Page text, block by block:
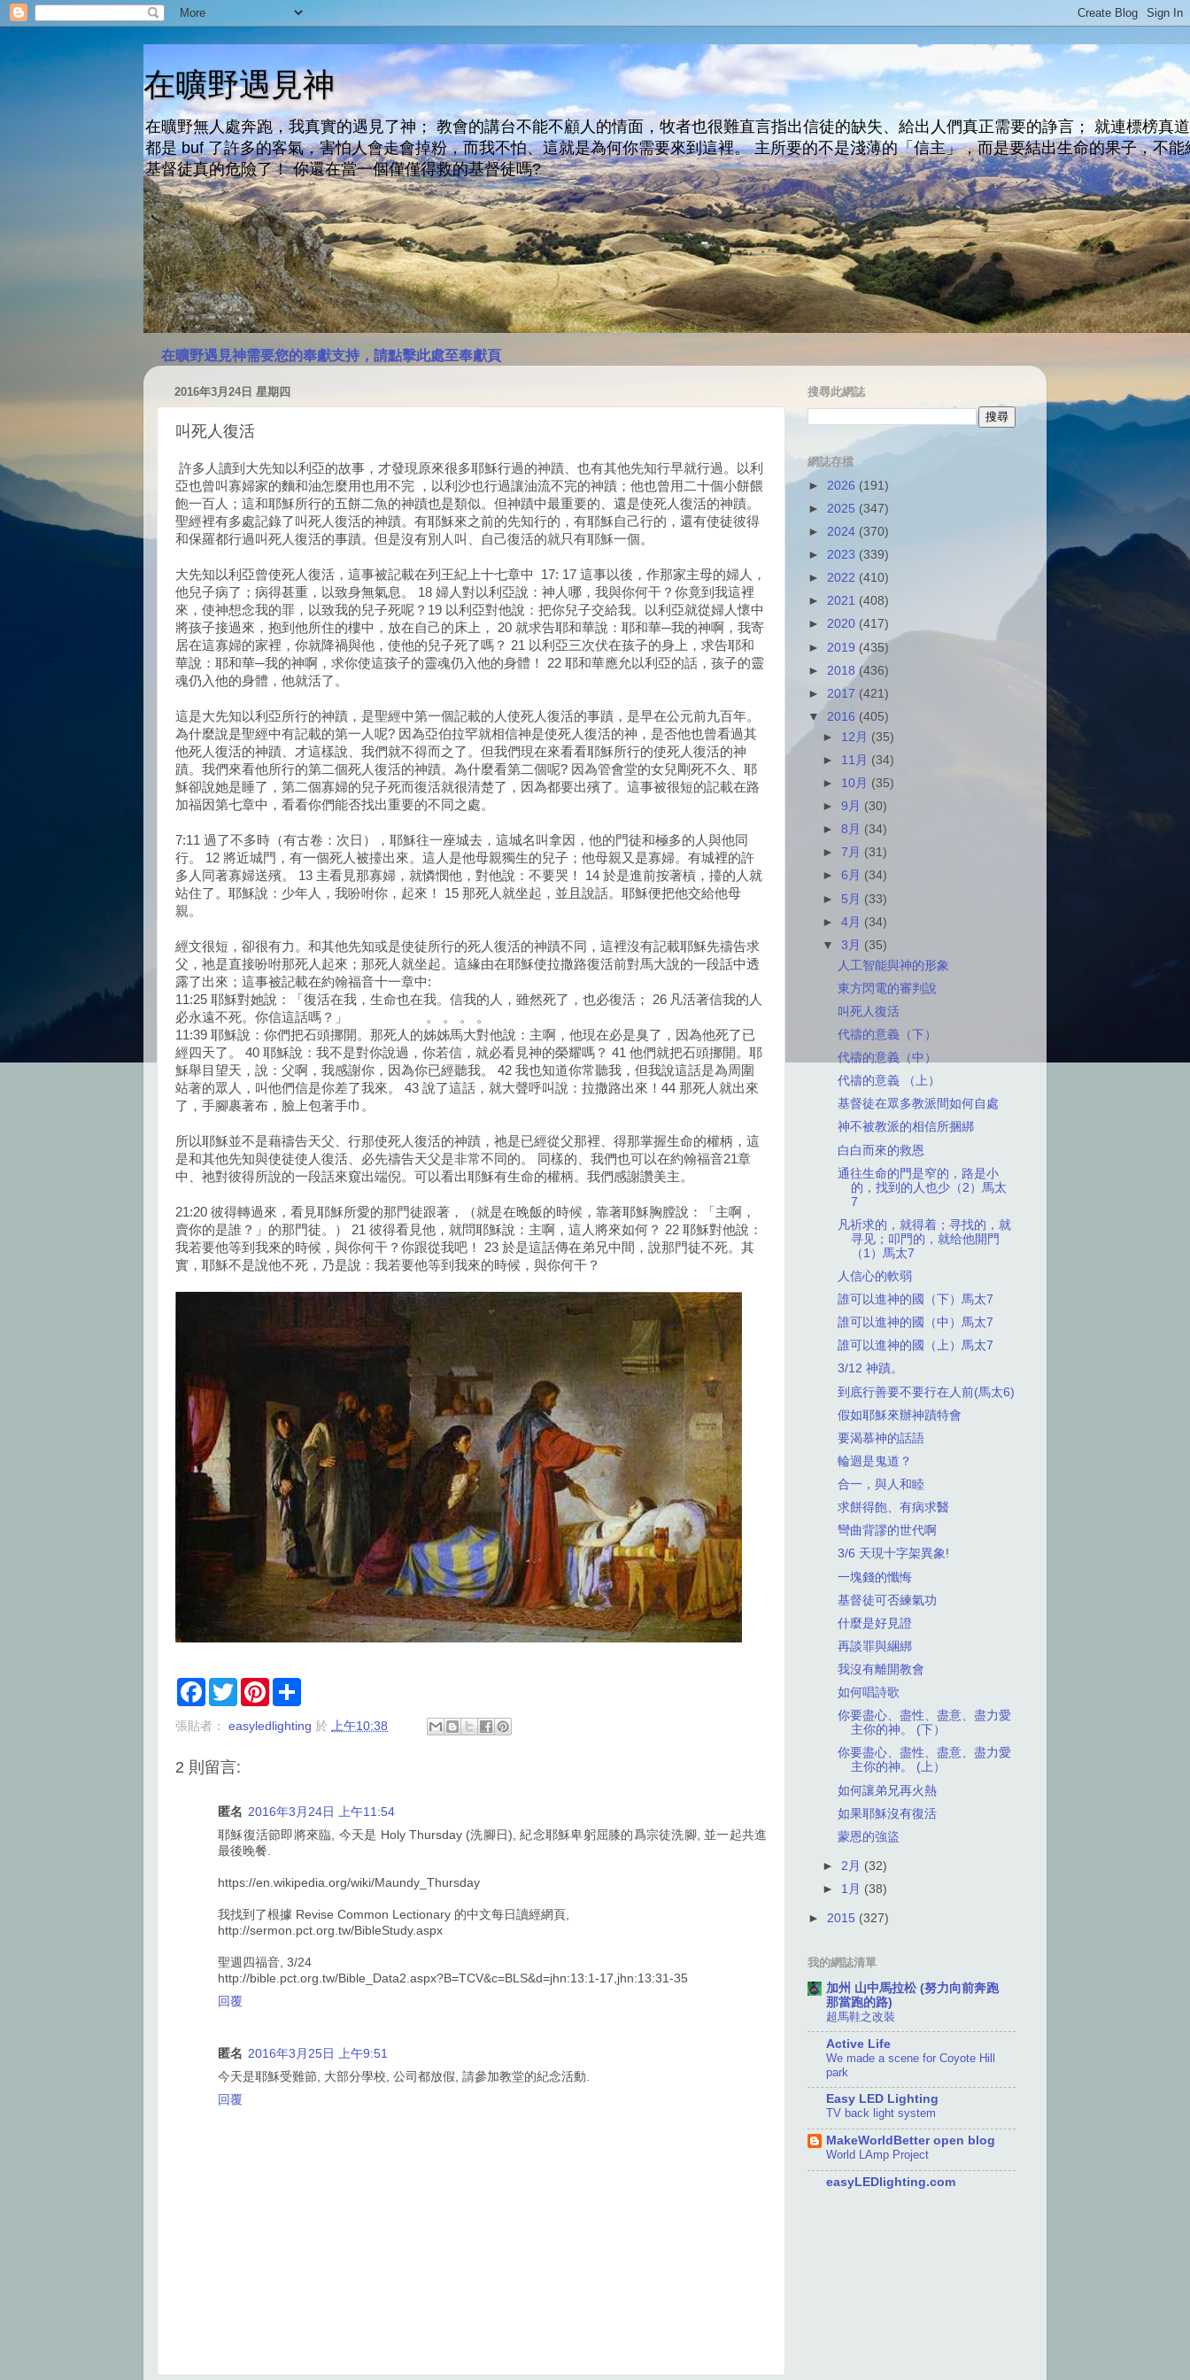
在曠野遇見神
在曠野無人處奔跑，我真實的遇見了神； 教會的講台不能不顧人的情面，牧者也很難直言指出信徒的缺失、給出人們真正需要的諍言； 就連標榜真
都是 buf 了許多的客氣，害怕人會走會掉粉，而我不怕、這就是為何你需要來到這裡。 主所要的不是淺薄的「信主」，而是要結出生命的果子，不能
基督徒真的危險了！ 你還在當一個僅僅得救的基督徒嗎?
在曠野遇見神需要您的奉獻支持，請點擊此處至奉獻頁
2016年3月24日 星期四
叫死人復活
許多人讀到大先知以利亞的故事，才發現原來很多耶穌行過的神蹟、也有其他先知行早就行過。以利
亞也曾叫寡婦家的麵和油怎麼用也用不完 ，以利沙也行過讓油流不完的神蹟；他也曾用二十個小餅餵
飽一百人；這和耶穌所行的五餅二魚的神蹟也是類似。但神蹟中最重要的、還是使死人復活的神蹟。
聖經裡有多處記錄了叫死人復活的神蹟。有耶穌來之前的先知行的，有耶穌自己行的，還有使徒彼得
和保羅都行過叫死人復活的事蹟。但是沒有別人叫、自己復活的就只有耶穌一個。
大先知以利亞曾使死人復活，這事被記載在列王紀上十七章中 17: 17 這事以後，作那家主母的婦人，
他兒子病了；病得甚重，以致身無氣息。 18 婦人對以利亞說：神人哪，我與你何干？你竟到我這裡
來，使神想念我的罪，以致我的兒子死呢？19 以利亞對他說：把你兒子交給我。以利亞就從婦人懷中
將孩子接過來，抱到他所住的樓中，放在自己的床上， 20 就求告耶和華說：耶和華─我的神啊，我寄
居在這寡婦的家裡，你就降禍與他，使他的兒子死了嗎？ 21 以利亞三次伏在孩子的身上，求告耶和
華說：耶和華─我的神啊，求你使這孩子的靈魂仍入他的身體！ 22 耶和華應允以利亞的話，孩子的靈
魂仍入他的身體，他就活了。
這是大先知以利亞所行的神蹟，是聖經中第一個記載的人使死人復活的事蹟，是早在公元前九百年。
為什麼說是聖經中有記載的第一人呢? 因為亞伯拉罕就相信神是使死人復活的神，是否他也曾看過其
他死人復活的神蹟、才這樣說、我們就不得而之了。但我們現在來看看耶穌所行的使死人復活的神
蹟。我們來看他所行的第二個死人復活的神蹟。為什麼看第二個呢? 因為管會堂的女兒剛死不久、耶
穌卻說她是睡了，第二個寡婦的兒子死而復活就很清楚了，因為都要出殯了。這事被很短的記載在路
加福因第七章中，看看你們能否找出重要的不同之處。
7:11 過了不多時（有古卷：次日），耶穌往一座城去，這城名叫拿因，他的門徒和極多的人與他同
行。 12 將近城門，有一個死人被擡出來。這人是他母親獨生的兒子；他母親又是寡婦。有城裡的許
多人同著寡婦送殯。 13 主看見那寡婦，就憐憫他，對他說：不要哭！ 14 於是進前按著槓，擡的人就
站住了。耶穌說：少年人，我吩咐你，起來！ 15 那死人就坐起，並且說話。耶穌便把他交給他母
親。
經文很短，卻很有力。和其他先知或是使徒所行的死人復活的神蹟不同，這裡沒有記載耶穌先禱告求
父，祂是直接吩咐那死人起來；那死人就坐起。這緣由在耶穌使拉撒路復活前對馬大說的一段話中透
露了出來；這事被記載在約翰福音十一章中:
11:25 耶穌對她說：「復活在我，生命也在我。信我的人，雖然死了，也必復活； 26 凡活著信我的人
必永遠不死。你信這話嗎？」 。 。 。 。
11:39 耶穌說：你們把石頭挪開。那死人的姊姊馬大對他說：主啊，他現在必是臭了，因為他死了已
經四天了。 40 耶穌說：我不是對你說過，你若信，就必看見神的榮耀嗎？ 41 他們就把石頭挪開。耶
穌舉目望天，說：父啊，我感謝你，因為你已經聽我。 42 我也知道你常聽我，但我說這話是為周圍
站著的眾人，叫他們信是你差了我來。 43 說了這話，就大聲呼叫說：拉撒路出來！44 那死人就出來
了，手腳裹著布，臉上包著手巾。
所以耶穌並不是藉禱告天父、行那使死人復活的神蹟，祂是已經從父那裡、得那掌握生命的權柄，這
是和其他先知與使徒使人復活、必先禱告天父是非常不同的。 同樣的、我們也可以在約翰福音21章
中、祂對彼得所說的一段話來窺出端倪。可以看出耶穌有生命的權柄。我們感謝讚美主。
21:20 彼得轉過來，看見耶穌所愛的那門徒跟著，（就是在晚飯的時候，靠著耶穌胸膛說：「主啊，
賣你的是誰？」的那門徒。） 21 彼得看見他，就問耶穌說：主啊，這人將來如何？ 22 耶穌對他說：
我若要他等到我來的時候，與你何干？你跟從我吧！ 23 於是這話傳在弟兄中間，說那門徒不死。其
實，耶穌不是說他不死，乃是說：我若要他等到我來的時候，與你何干？
F
e
o
T
w
t
r
P
t
r
張貼者： easyledlighting 於 上午10:38
2 則留言:
匿名 2016年3月24日 上午11:54
耶穌復活節即將來臨, 今天是 Holy Thursday (洗腳日), 紀念耶穌卑躬屈膝的爲宗徒洗腳, 並一起共進
最後晚餐.
https://en.wikipedia.org/wiki/Maundy_Thursday
我找到了根據 Revise Common Lectionary 的中文每日讀經網頁,
http://sermon.pct.org.tw/BibleStudy.aspx
聖週四福音, 3/24
http://bible.pct.org.tw/Bible_Data2.aspx?B=TCV&c=BLS&d=jhn:13:1-17,jhn:13:31-35
回覆
匿名 2016年3月25日 上午9:51
今天是耶穌受難節, 大部分學校, 公司都放假, 請參加教堂的紀念活動.
回覆
搜尋此網誌
網誌存檔
► 2026 (191)
► 2025 (347)
► 2024 (370)
► 2023 (339)
► 2022 (410)
► 2021 (408)
► 2020 (417)
► 2019 (435)
► 2018 (436)
► 2017 (421)
▼ 2016 (405)
► 12月 (35)
► 11月 (34)
► 10月 (35)
►9月 (30)
►8月 (34)
►7月 (31)
►6月 (34)
► 5月 (33)
►4月 (34)
▼3月 (35)
人工智能與神的形象
東方閃電的審判說
叫死人復活
代禱的意義（下）
代禱的意義（中）
代禱的意義 （上）
基督徒在眾多教派間如何自處
神不被教派的相信所捆綁
白白而來的救恩
通往生命的門是窄的，路是小
的，找到的人也少（2）馬太
7
凡祈求的，就得着；寻找的，就
寻见；叩門的，就给他開門
（1）馬太7
人信心的軟弱
誰可以進神的國（下）馬太7
誰可以進神的國（中）馬太7
誰可以進神的國（上）馬太7
3/12 神蹟。
到底行善要不要行在人前(馬太6)
假如耶穌來辦神蹟特會
要渴慕神的話語
輪迴是鬼道？
合一，與人和睦
求餅得飽、有病求醫
彎曲背謬的世代啊
3/6 天現十字架異象!
一塊錢的懺悔
基督徒可否練氣功
什麼是好見證
再談罪與綑綁
我沒有離開教會
如何唱詩歌
你要盡心、盡性、盡意、盡力愛
主你的神。 (下）
你要盡心、盡性、盡意、盡力愛
主你的神。 (上）
如何讓弟兄再火熱
如果耶穌沒有復活
蒙恩的強盜
► 2月 (32)
► 1月 (38)
► 2015 (327)
我的網誌清單
加州 山中馬拉松 (努力向前奔跑
那當跑的路)
超馬鞋之改裝
Active Life
We made a scene for Coyote Hill
park
Easy LED Lighting
TV back light system
MakeWorldBetter open blog
World LAmp Project
easyLEDlighting.com